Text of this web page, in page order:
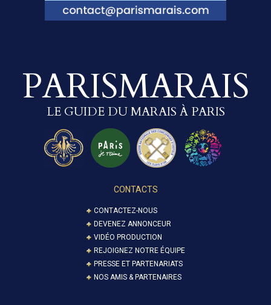
PARISMARAIS
LE GUIDE DU MARAIS À PARIS
CONTACTS
CONTACTEZ-NOUS
DEVENEZ ANNONCEUR
VIDÉO PRODUCTION
REJOIGNEZ NOTRE ÉQUIPE
PRESSE ET PARTENARIATS
NOS AMIS & PARTENAIRES